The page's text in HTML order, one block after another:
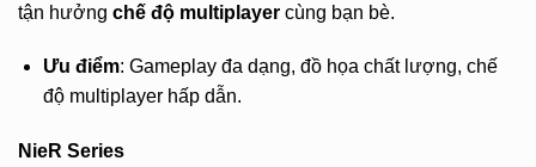
tận hưởng chế độ multiplayer cùng bạn bè.
Ưu điểm: Gameplay đa dạng, đồ họa chất lượng, chế
độ multiplayer hấp dẫn.
NieR Series